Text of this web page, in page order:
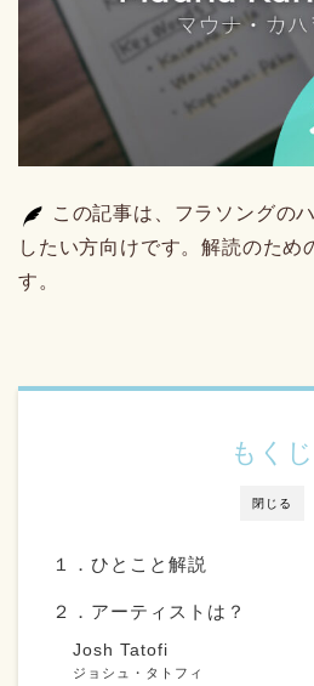
この記事は、フラソングの
したい方向けです。解読のため
す。
閉じる
もくじ
１．ひとこと解説
２．アーティストは？
Josh Tatofi
ジョシュ・タトフィ